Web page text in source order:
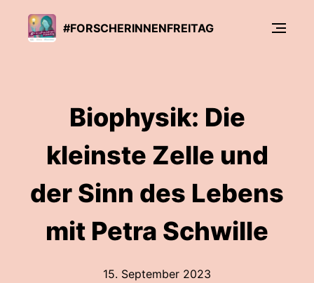
#FORSCHERINNENFREITAG
Biophysik: Die
kleinste Zelle und
der Sinn des Lebens
mit Petra Schwille
15. September 2023